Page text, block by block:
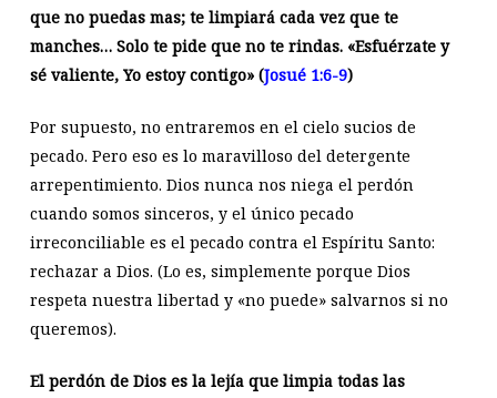
que no puedas mas; te limpiará cada vez que te
manches… Solo te pide que no te rindas. «Esfuérzate y
sé valiente, Yo estoy contigo» (Josué 1:6-9)
Por supuesto, no entraremos en el cielo sucios de
pecado. Pero eso es lo maravilloso del detergente
arrepentimiento. Dios nunca nos niega el perdón
cuando somos sinceros, y el único pecado
irreconciliable es el pecado contra el Espíritu Santo:
rechazar a Dios. (Lo es, simplemente porque Dios
respeta nuestra libertad y «no puede» salvarnos si no
queremos).
El perdón de Dios es la lejía que limpia todas las